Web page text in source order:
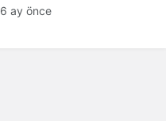
Öğrenciler Okullardan
6 ay önce